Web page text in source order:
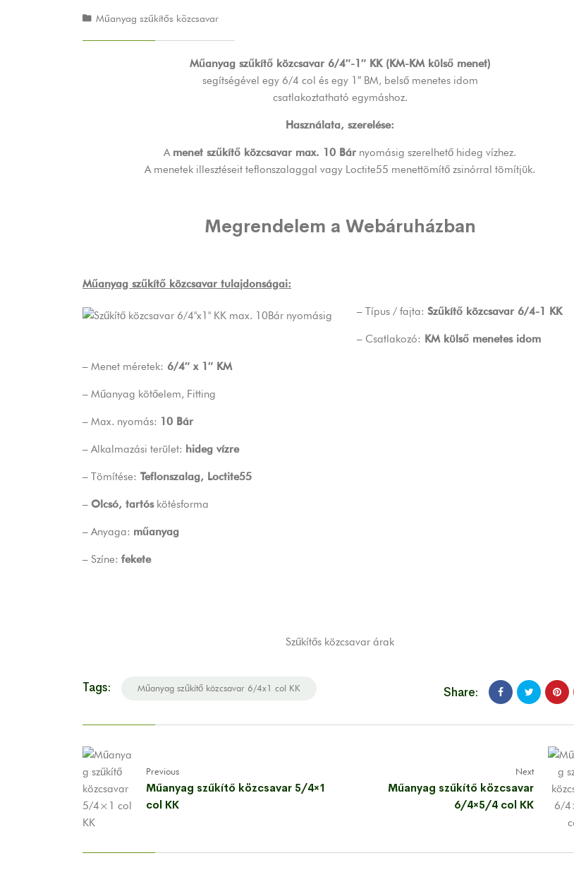
Műanyag szűkítős közcsavar
Műanyag szűkítő közcsavar 6/4″-1″ KK (KM-KM külső menet)
segítségével egy 6/4 col és egy 1″ BM, belső menetes idom
csatlakoztatható egymáshoz.
Használata, szerelése:
A menet szűkítő közcsavar max. 10 Bárnyomásig szerelhető hideg vízhez.
A menetek illesztéseit teflonszalaggal vagy Loctite55 menettömítő zsinórral tömítjük.
Megrendelem a Webáruházban
Műanyag szűkítő közcsavar tulajdonságai:
– Típus / fajta: Szűkítő közcsavar 6/4-1 KK
– Csatlakozó: KM külső menetes idom
– Menet méretek: 6/4″ x 1″ KM
– Műanyag kötőelem, Fitting
– Max. nyomás: 10 Bár
– Alkalmazási terület: hideg vízre
– Tömítése: Teflonszalag, Loctite55
– Olcsó, tartóskötésforma
– Anyaga: műanyag
– Színe: fekete
Szűkítős közcsavar árak
Tags: Műanyag szűkítő közcsavar 6/4x1 col KK Share:
Previous
Műanyag szűkítő közcsavar 5/4×1
col KK
Next
Műanyag szűkítő közcsavar
6/4×5/4 col KK